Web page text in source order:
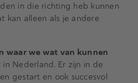
in die richting heb kunnen
kan alleen als je andere
waar we wat van kunnen
in Nederland. Er zijn in de
gestart en ook succesvol